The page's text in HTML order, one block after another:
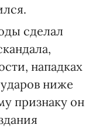
сделал
нападках
ниже
признаку он